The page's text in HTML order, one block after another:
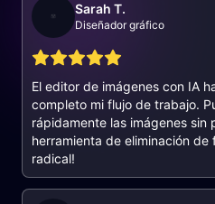
Sarah T.
Diseñador gráfico
El editor de imágenes con IA
completo mi flujo de trabajo.
rápidamente las imágenes sin
herramienta de eliminación de
radical!